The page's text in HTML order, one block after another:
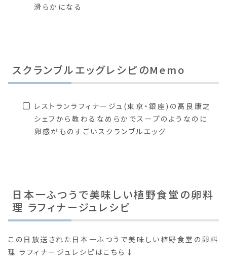
滑らかになる
スクランブルエッグレシピのMemo
レストランラフィナージュ(東京・銀座)の髙良康之
シェフから教わるなめらかでスープのようなのに
卵感がものすごいスクランブルエッグ
日本一ふつうで美味しい植野食堂の卵料
理 ラフィナージュレシピ
この日放送された日本一ふつうで美味しい植野食堂の卵料
理 ラフィナージュレシピはこちら↓